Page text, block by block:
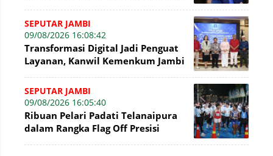
SEPUTAR JAMBI
09/08/2026 16:08:42
Transformasi Digital Jadi Penguat
Layanan, Kanwil Kemenkum Jambi
SEPUTAR JAMBI
09/08/2026 16:05:40
Ribuan Pelari Padati Telanaipura
dalam Rangka Flag Off Presisi